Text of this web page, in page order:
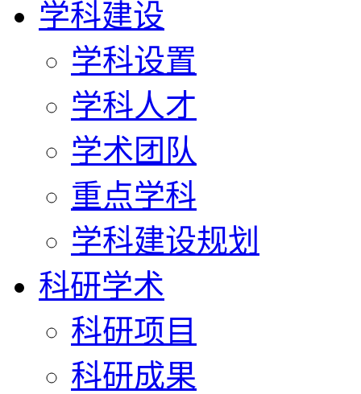
学科建设
学科设置
学科人才
学术团队
重点学科
学科建设规划
科研学术
科研项目
科研成果